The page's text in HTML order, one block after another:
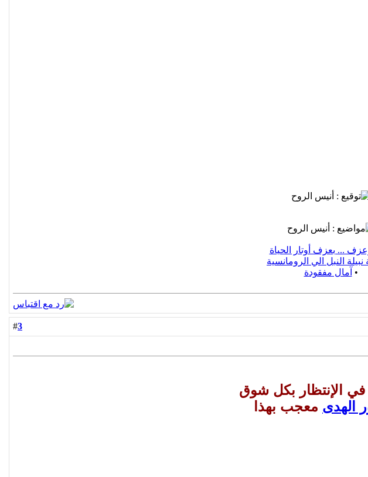
... بعزف أوتار الحياة
النبل الي الرومانسية
• آمال مفقودة
3
في الإنتظار بكل شوق
الهدى معجب بهذا